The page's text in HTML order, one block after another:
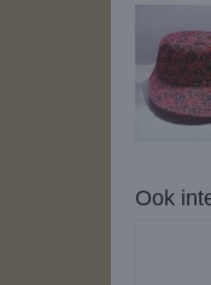
Ook